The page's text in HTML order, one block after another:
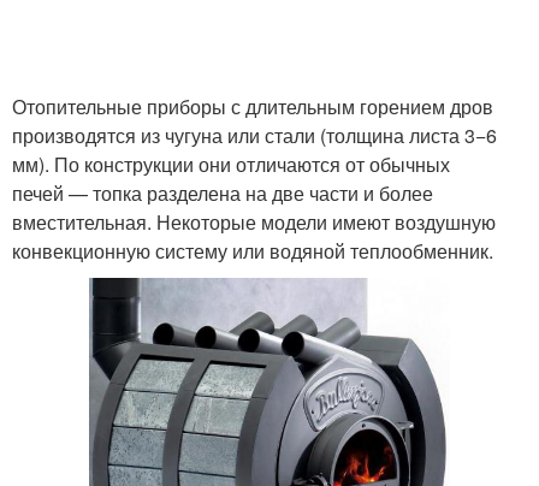
Отопительные приборы с длительным горением дров
производятся из чугуна или стали (толщина листа 3−6
мм). По конструкции они отличаются от обычных
печей — топка разделена на две части и более
вместительная. Некоторые модели имеют воздушную
конвекционную систему или водяной теплообменник.